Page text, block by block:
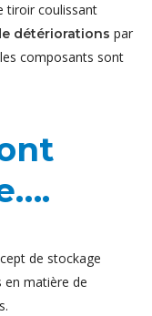
tiroir coulissant
détériorations par
composants sont
de stockage
en matière de